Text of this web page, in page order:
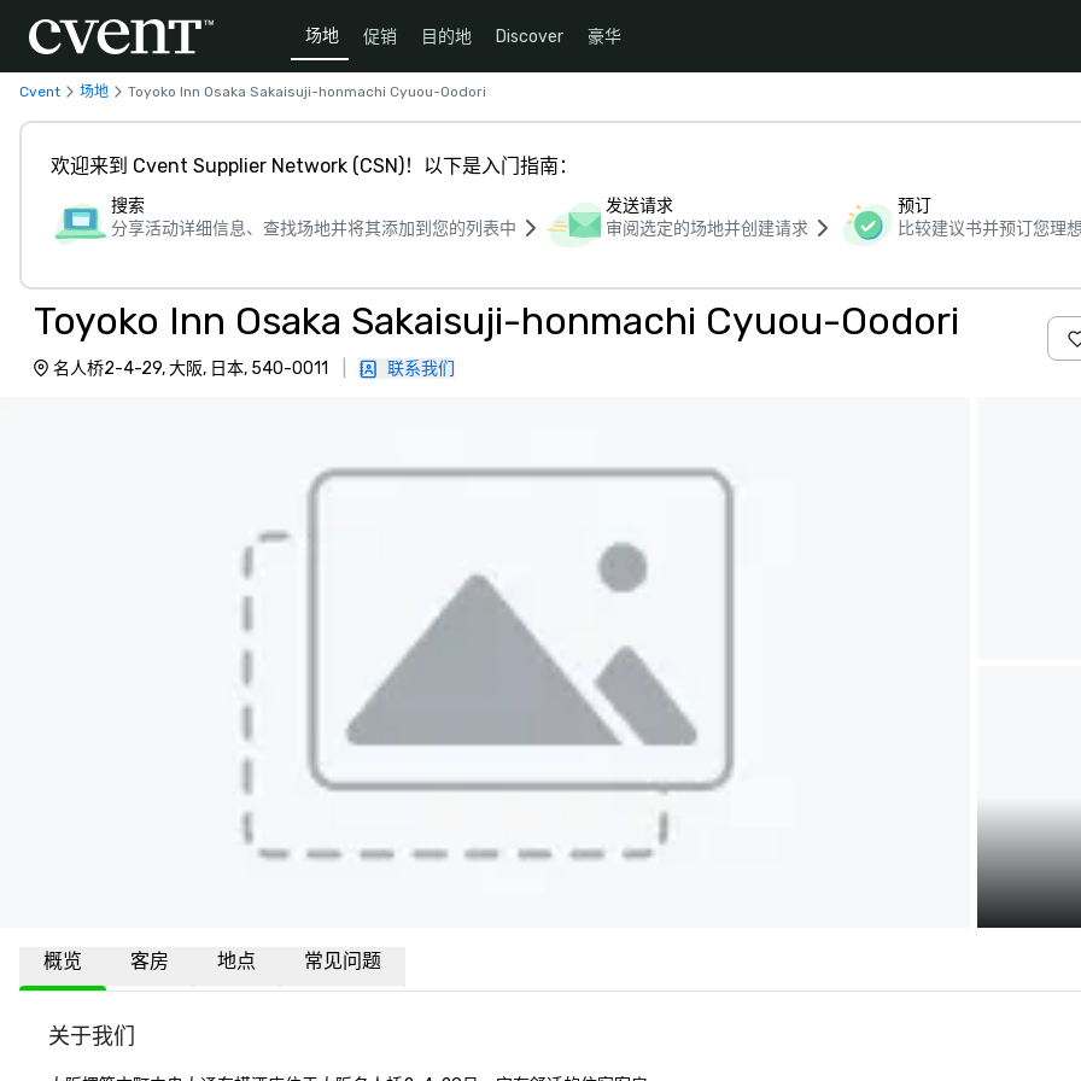
场地 促销 目的地 Discover 豪华
Cvent 场地 Toyoko Inn Osaka Sakaisuji-honmachi Cyuou-Oodori
欢迎来到 Cvent Supplier Network (CSN)！以下是入门指南：
搜索
分享活动详细信息、查找场地并将其添加到您的列表中
发送请求
审阅选定的场地并创建请求
预订
比较建议书并预订您理
Toyoko Inn Osaka Sakaisuji-honmachi Cyuou-Oodori
名人桥2-4-29, 大阪, 日本, 540-0011 联系我们
概览 客房 地点 常见问题
关于我们